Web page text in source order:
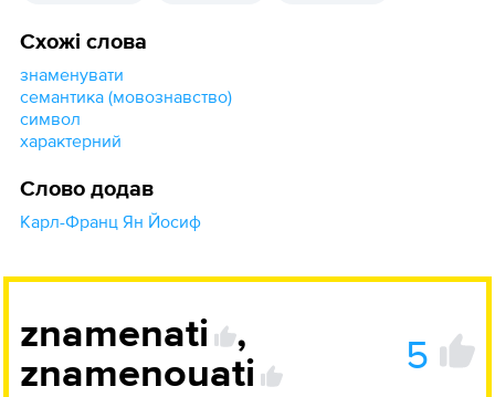
Схожі слова
знаменувати
семантика (мовознавство)
символ
характерний
Слово додав
Карл-Франц Ян Йосиф
znamenati
,
znamenouati
5